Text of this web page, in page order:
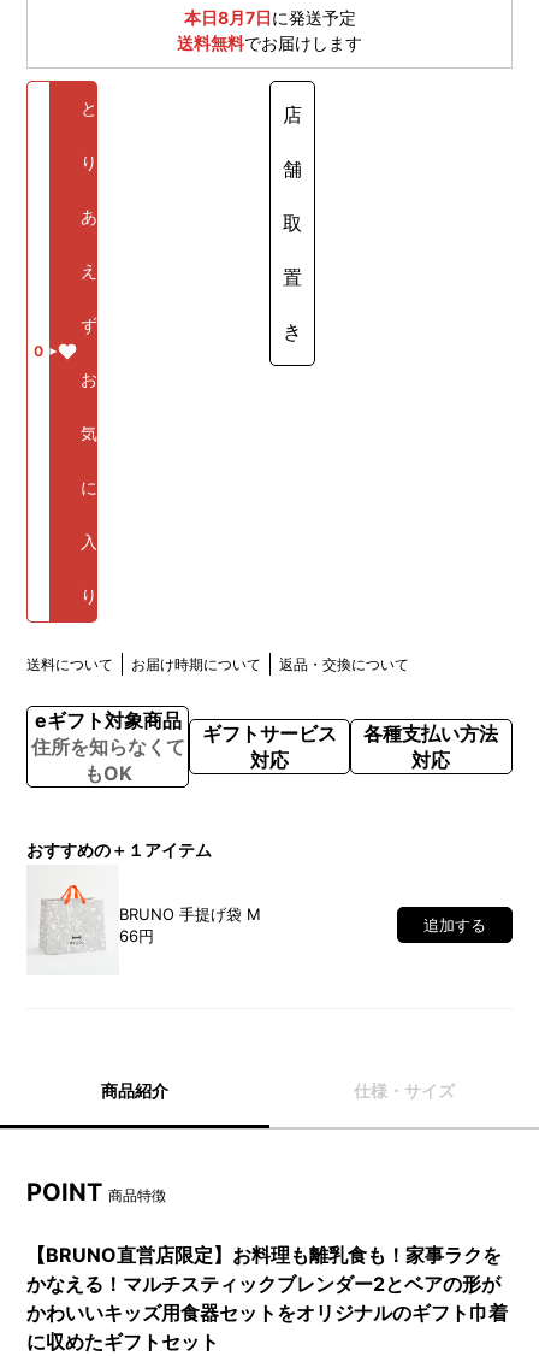
本日8月7日に発送予定
送料無料でお届けします
0
と
り
あ
え
ず
お
気
に
入
り
店
舗
取
置
き
送料について お届け時期について 返品・交換について
eギフト対象商品
住所を知らなくて
もOK
ギフトサービス
対応
各種支払い方法
対応
おすすめの＋１アイテム
BRUNO 手提げ袋 M
66円
追加する
商品紹介 仕様・サイズ
POINT商品特徴
【BRUNO直営店限定】お料理も離乳食も！家事ラクを
かなえる！マルチスティックブレンダー2とベアの形が
かわいいキッズ用食器セットをオリジナルのギフト巾着
に収めたギフトセット